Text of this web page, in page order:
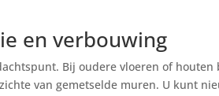
en verbouwing
Bij oudere vloeren of
van gemetselde muren. U kunt